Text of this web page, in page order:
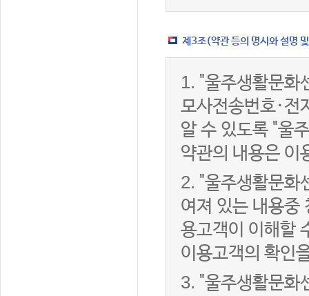
제3조(약관 등의 명시와 설명
1. "울주생활문화
모사전송번호·전
알 수 있도록 "울
약관의 내용은 이
2. "울주생활문화
여져 있는 내용중
용고객이 이해할
이용고객의 확인
3. "울주생활문화